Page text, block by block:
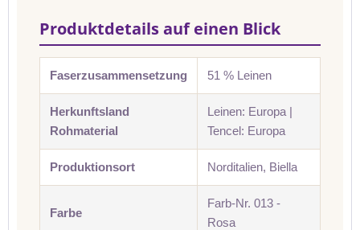
Produktdetails auf einen Blick
Faserzusammensetzung 51 % Leinen
Herkunftsland
Rohmaterial
Leinen: Europa |
Tencel: Europa
Produktionsort Norditalien, Biella
Farbe
Farb-Nr. 013 -
Rosa